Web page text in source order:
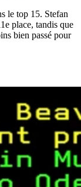
le top 15. Stefan
place, tandis que
bien passé pour